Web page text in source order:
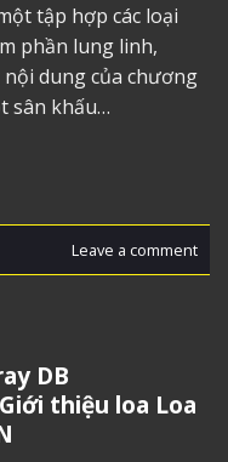
tập hợp các loại
phần lung linh,
dung của chương
sân khấu…
Leave a comment
DB
thiệu loa Loa